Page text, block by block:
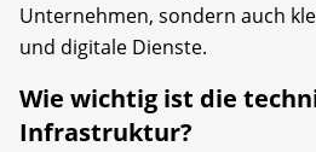
Unternehmen, sondern auch
und digitale Dienste.
Wie wichtig ist die
Infrastruktur?